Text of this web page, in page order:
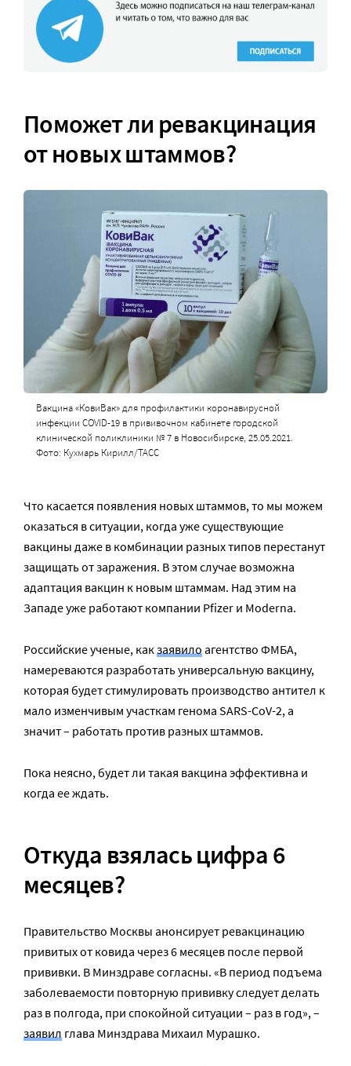
Поможет ли ревакцинация
от новых штаммов?
Вакцина «КовиВак» для профилактики коронавирусной
инфекции COVID-19 в прививочном кабинете городской
клинической поликлиники № 7 в Новосибирске, 25.05.2021.
Фото: Кухмарь Кирилл/ТАСС
Что касается появления новых штаммов, то мы можем
оказаться в ситуации, когда уже существующие
вакцины даже в комбинации разных типов перестанут
защищать от заражения. В этом случае возможна
адаптация вакцин к новым штаммам. Над этим на
Западе уже работают компании Pfizer и Moderna.
Российские ученые, какзаявилоагентство ФМБА,
намереваются разработать универсальную вакцину,
которая будет стимулировать производство антител к
мало изменчивым участкам генома SARS-CoV-2, а
значит – работать против разных штаммов.
Пока неясно, будет ли такая вакцина эффективна и
когда ее ждать.
Откуда взялась цифра 6
месяцев?
Правительство Москвы анонсирует ревакцинацию
привитых от ковида через 6 месяцев после первой
прививки. В Минздраве согласны. «В период подъема
заболеваемости повторную прививку следует делать
раз в полгода, при спокойной ситуации – раз в год», –
заявил глава Минздрава Михаил Мурашко.